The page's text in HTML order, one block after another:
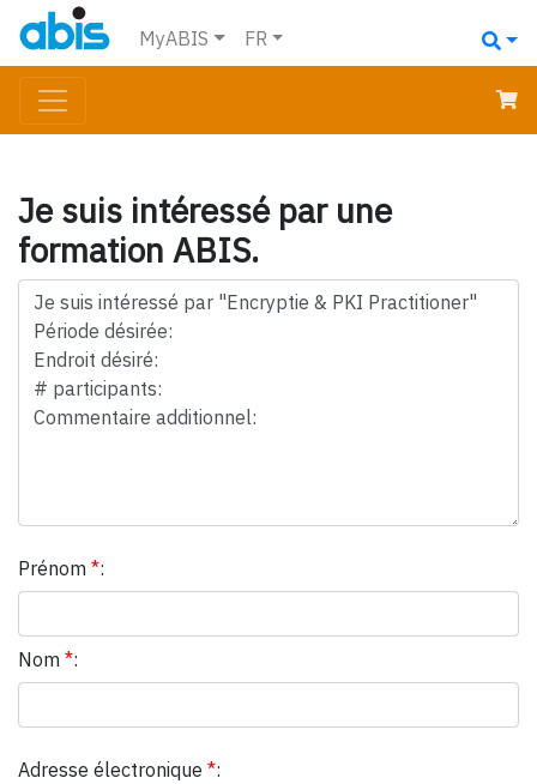
MyABIS FR
Je suis intéressé par une
formation ABIS.
Prénom *:
Nom *:
Adresse électronique *: